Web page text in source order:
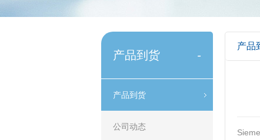
产品到货 -
产品到货
公司动态
产品